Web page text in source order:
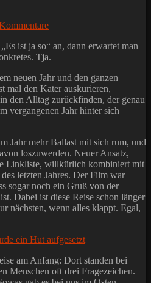
ist ja so“ an, dann erwartet man
Tja.
neuen Jahr und den ganzen
mal den Kater auskurieren,
den Alltag zurückfinden, der genau
vergangenen Jahr hinter sich
Jahr mehr Ballast mit sich rum, und
loszuwerden. Neuer Ansatz,
Linkliste, willkürlich kombiniert mit
letzten Jahres. Der Film war
sogar noch ein Gruß von der
Dabei ist diese Reise schon länger
nächsten, wenn alles klappt. Egal,
am Anfang: Dort standen bei
Menschen oft drei Fragezeichen.